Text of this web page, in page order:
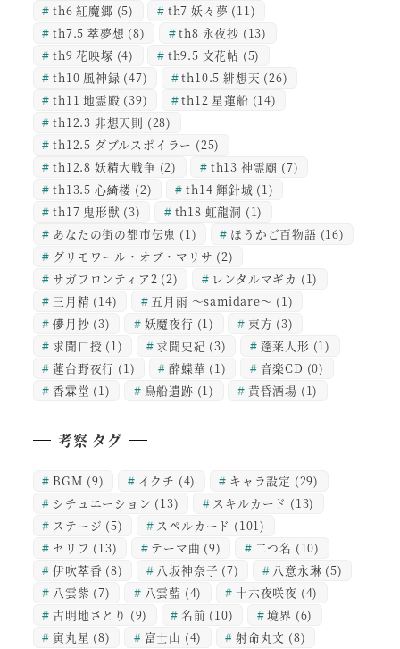
th6 紅魔郷 (5) th7 妖々夢 (11)
th7.5 萃夢想 (8) th8 永夜抄 (13)
th9 花映塚 (4) th9.5 文花帖 (5)
th10 風神録 (47) th10.5 緋想天 (26)
th11 地霊殿 (39) th12 星蓮船 (14)
th12.3 非想天則 (28)
th12.5 ダブルスポイラー (25)
th12.8 妖精大戦争 (2) th13 神霊廟 (7)
th13.5 心綺楼 (2) th14 輝針城 (1)
th17 鬼形獣 (3) th18 虹龍洞 (1)
あなたの街の都市伝鬼 (1) ほうかご百物語 (16)
グリモワール・オブ・マリサ (2)
サガフロンティア2 (2) レンタルマギカ (1)
三月精 (14) 五月雨 ～samidare～ (1)
儚月抄 (3) 妖魔夜行 (1) 東方 (3)
求聞口授 (1) 求聞史紀 (3) 蓬莱人形 (1)
蓮台野夜行 (1) 酔蝶華 (1) 音楽CD (0)
香霖堂 (1) 鳥船遺跡 (1) 黄昏酒場 (1)
考察 タグ
BGM (9) イクチ (4) キャラ設定 (29)
シチュエーション (13) スキルカード (13)
ステージ (5) スペルカード (101)
セリフ (13) テーマ曲 (9) 二つ名 (10)
伊吹萃香 (8) 八坂神奈子 (7) 八意永琳 (5)
八雲紫 (7) 八雲藍 (4) 十六夜咲夜 (4)
古明地さとり (9) 名前 (10) 境界 (6)
寅丸星 (8) 富士山 (4) 射命丸文 (8)